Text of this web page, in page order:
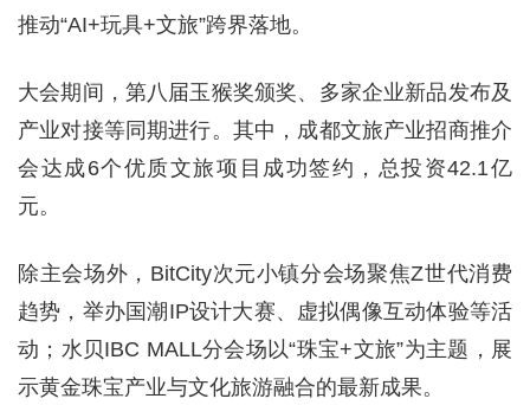
推动“AI+玩具+文旅”跨界落地。
大会期间，第八届玉猴奖颁奖、多家企业新品发布及
产业对接等同期进行。其中，成都文旅产业招商推介
会达成6个优质文旅项目成功签约，总投资42.1亿
元。
除主会场外，BitCity次元小镇分会场聚焦Z世代消费
趋势，举办国潮IP设计大赛、虚拟偶像互动体验等活
动；水贝IBC MALL分会场以“珠宝+文旅”为主题，展
示黄金珠宝产业与文化旅游融合的最新成果。